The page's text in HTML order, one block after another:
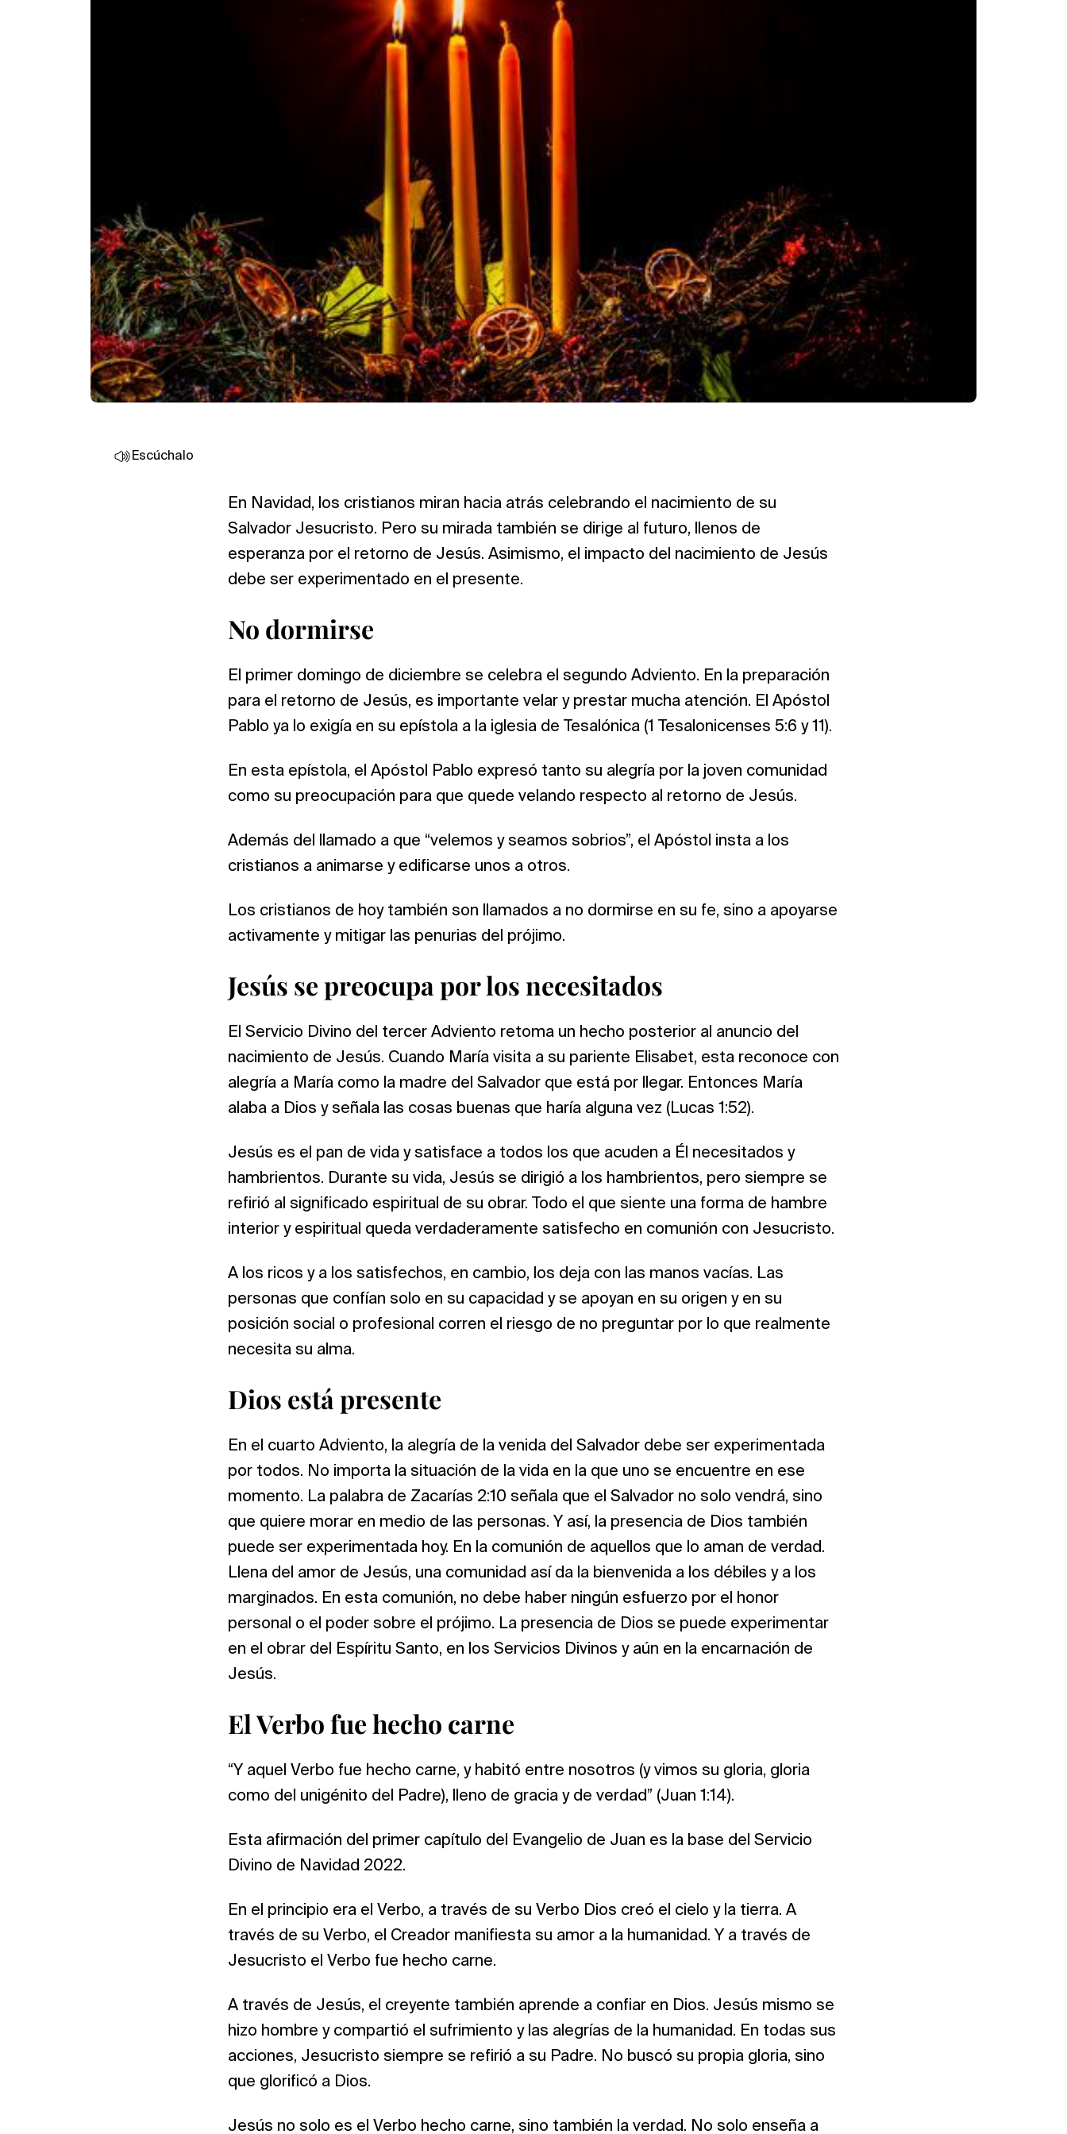
Escúchalo
En Navidad, los cristianos miran hacia atrás celebrando el nacimiento de su
Salvador Jesucristo. Pero su mirada también se dirige al futuro, llenos de
esperanza por el retorno de Jesús. Asimismo, el impacto del nacimiento de Jesús
debe ser experimentado en el presente.
No dormirse
El primer domingo de diciembre se celebra el segundo Adviento. En la preparación
para el retorno de Jesús, es importante velar y prestar mucha atención. El Apóstol
Pablo ya lo exigía en su epístola a la iglesia de Tesalónica (1 Tesalonicenses 5:6 y 11).
En esta epístola, el Apóstol Pablo expresó tanto su alegría por la joven comunidad
como su preocupación para que quede velando respecto al retorno de Jesús.
Además del llamado a que “velemos y seamos sobrios”, el Apóstol insta a los
cristianos a animarse y edificarse unos a otros.
Los cristianos de hoy también son llamados a no dormirse en su fe, sino a apoyarse
activamente y mitigar las penurias del prójimo.
Jesús se preocupa por los necesitados
El Servicio Divino del tercer Adviento retoma un hecho posterior al anuncio del
nacimiento de Jesús. Cuando María visita a su pariente Elisabet, esta reconoce con
alegría a María como la madre del Salvador que está por llegar. Entonces María
alaba a Dios y señala las cosas buenas que haría alguna vez (Lucas 1:52).
Jesús es el pan de vida y satisface a todos los que acuden a Él necesitados y
hambrientos. Durante su vida, Jesús se dirigió a los hambrientos, pero siempre se
refirió al significado espiritual de su obrar. Todo el que siente una forma de hambre
interior y espiritual queda verdaderamente satisfecho en comunión con Jesucristo.
A los ricos y a los satisfechos, en cambio, los deja con las manos vacías. Las
personas que confían solo en su capacidad y se apoyan en su origen y en su
posición social o profesional corren el riesgo de no preguntar por lo que realmente
necesita su alma.
Dios está presente
En el cuarto Adviento, la alegría de la venida del Salvador debe ser experimentada
por todos. No importa la situación de la vida en la que uno se encuentre en ese
momento. La palabra de Zacarías 2:10 señala que el Salvador no solo vendrá, sino
que quiere morar en medio de las personas. Y así, la presencia de Dios también
puede ser experimentada hoy. En la comunión de aquellos que lo aman de verdad.
Llena del amor de Jesús, una comunidad así da la bienvenida a los débiles y a los
marginados. En esta comunión, no debe haber ningún esfuerzo por el honor
personal o el poder sobre el prójimo. La presencia de Dios se puede experimentar
en el obrar del Espíritu Santo, en los Servicios Divinos y aún en la encarnación de
Jesús.
El Verbo fue hecho carne
“Y aquel Verbo fue hecho carne, y habitó entre nosotros (y vimos su gloria, gloria
como del unigénito del Padre), lleno de gracia y de verdad” (Juan 1:14).
Esta afirmación del primer capítulo del Evangelio de Juan es la base del Servicio
Divino de Navidad 2022.
En el principio era el Verbo, a través de su Verbo Dios creó el cielo y la tierra. A
través de su Verbo, el Creador manifiesta su amor a la humanidad. Y a través de
Jesucristo el Verbo fue hecho carne.
A través de Jesús, el creyente también aprende a confiar en Dios. Jesús mismo se
hizo hombre y compartió el sufrimiento y las alegrías de la humanidad. En todas sus
acciones, Jesucristo siempre se refirió a su Padre. No buscó su propia gloria, sino
que glorificó a Dios.
Jesús no solo es el Verbo hecho carne, sino también la verdad. No solo enseña a